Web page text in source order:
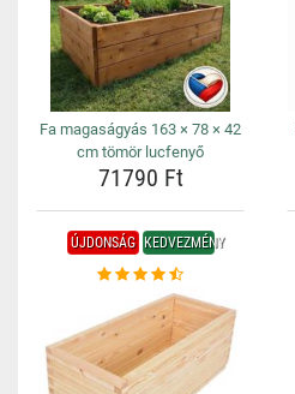
Fa magaságyás 163 × 78 × 42
cm tömör lucfenyő
71790 Ft
ÚJDONSÁG KEDVEZMÉNY